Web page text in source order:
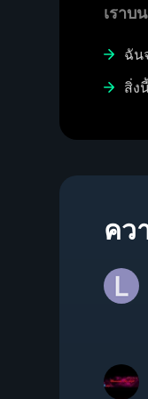
เราบน
ฉัน
สิ่ง
คว